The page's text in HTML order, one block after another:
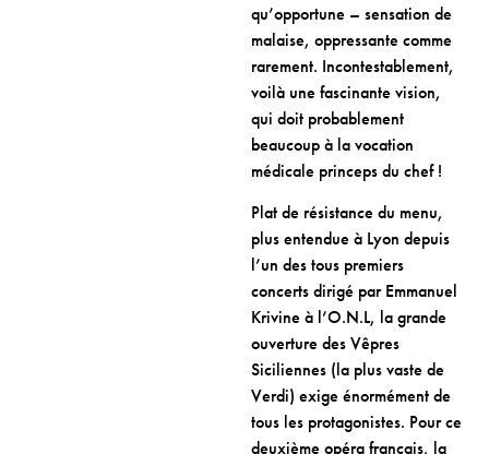
qu’opportune – sensation de
malaise, oppressante comme
rarement. Incontestablement,
voilà une fascinante vision,
qui doit probablement
beaucoup à la vocation
médicale princeps du chef !
Plat de résistance du menu,
plus entendue à Lyon depuis
l’un des tous premiers
concerts dirigé par Emmanuel
Krivine à l’O.N.L, la grande
ouverture des Vêpres
Siciliennes (la plus vaste de
Verdi) exige énormément de
tous les protagonistes. Pour ce
deuxième opéra français, la